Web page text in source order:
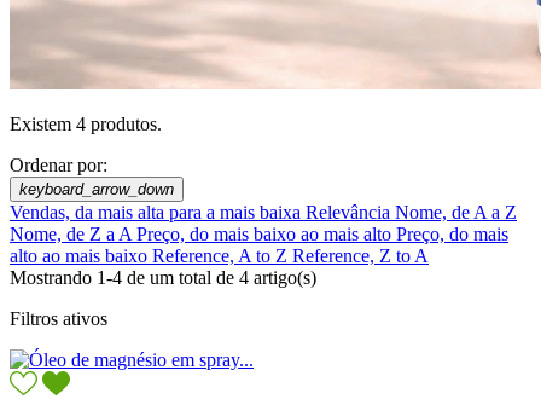
Existem 4 produtos.
Ordenar por:
keyboard_arrow_down
Vendas, da mais alta para a mais baixa Relevância Nome, de A a Z
Nome, de Z a A Preço, do mais baixo ao mais alto Preço, do mais
alto ao mais baixo Reference, A to Z Reference, Z to A
Mostrando 1-4 de um total de 4 artigo(s)
Filtros ativos